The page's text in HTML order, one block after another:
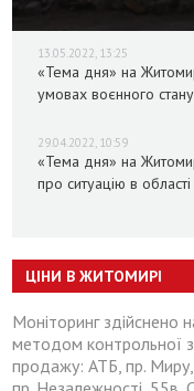
13.05.2022, 13:25
«Тема дня» на
умовах воєнного стану
29.04.2022, 10:59
«Тема дня» на
про ситуацію в області
ЦІНИ В ЖИТОМИРІ
Моніторинг здійснено
методом контрольної
продажу: АТБ, пр.